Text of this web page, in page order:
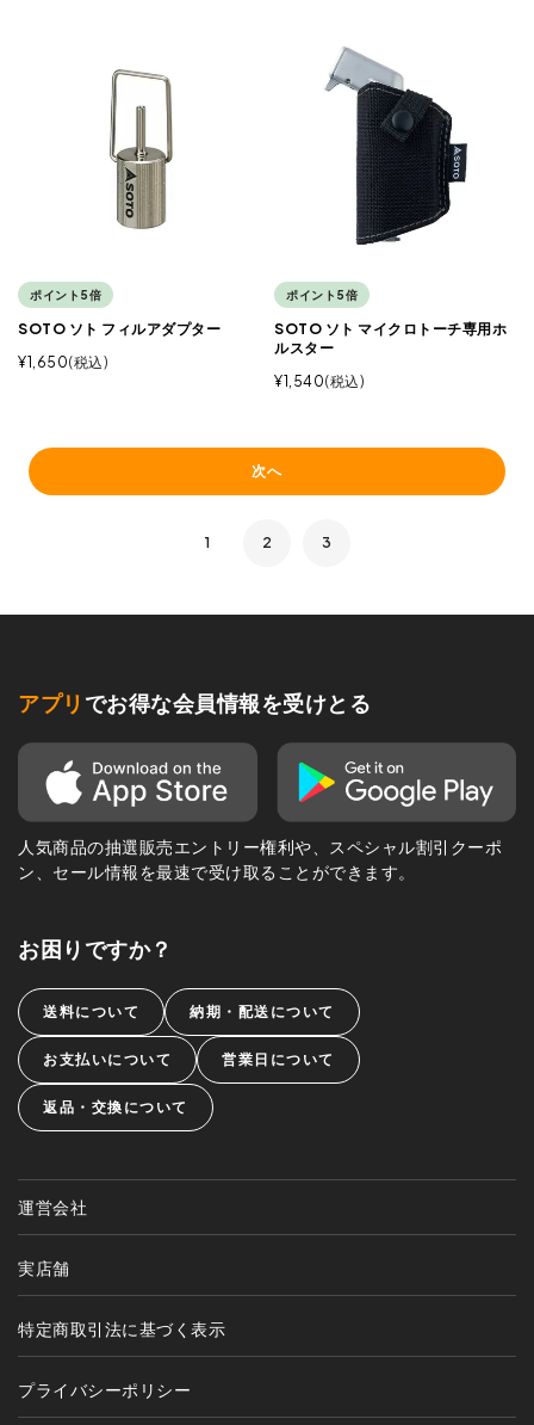
ポイント5倍
SOTO ソト フィルアダプター
¥1,650 税込
ポイント5倍
SOTO ソト マイクロトーチ専用ホ
ルスター
¥1,540 税込
次へ
1 2 3
アプリ でお得な会員情報を受けとる
人気商品の抽選販売エントリー権利や、スペシャル割引クーポ
ン、セール情報を最速で受け取ることができます。
お困りですか？
送料について 納期・配送について
お支払いについて 営業日について
返品・交換について
運営会社
実店舗
特定商取引法に基づく表示
プライバシーポリシー